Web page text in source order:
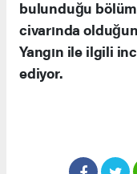
bulunduğu
civarında
Yangın ile ilgili
ediyor.